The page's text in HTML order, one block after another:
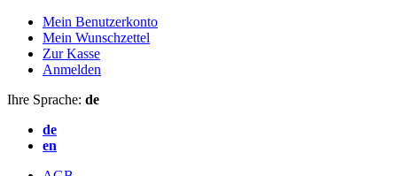
Mein Benutzerkonto
Mein Wunschzettel
Zur Kasse
Anmelden
Ihre Sprache: de
de
en